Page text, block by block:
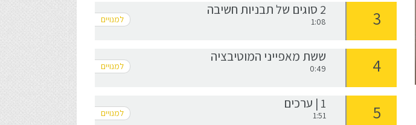
2 סוגים של תבניות חשיבה
1:08
ששת מאפייני המוטיבציה
0:49
1 | ערכים
1:51